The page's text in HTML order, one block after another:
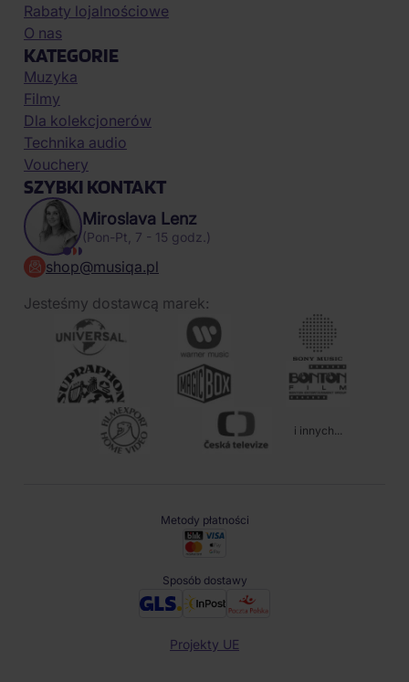
Rabaty lojalnościowe
O nas
KATEGORIE
Muzyka
Filmy
Dla kolekcjonerów
Technika audio
Vouchery
SZYBKI KONTAKT
Miroslava Lenz
(Pon-Pt, 7 - 15 godz.)
shop@musiqa.pl
Jesteśmy dostawcą marek:
i innych...
Metody płatności
Sposób dostawy
Projekty UE